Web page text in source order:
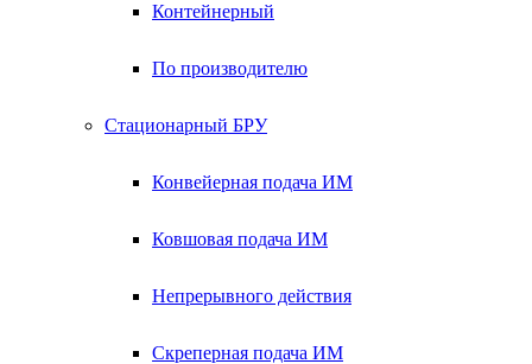
Контейнерный
По производителю
Стационарный БРУ
Конвейерная подача ИМ
Ковшовая подача ИМ
Непрерывного действия
Скреперная подача ИМ